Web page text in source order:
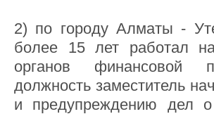
2) по городу Алматы -
более 15 лет работал
органов финансовой
должность заместитель
и предупреждению дел